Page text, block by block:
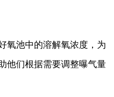
氧池中的溶解氧浓度，为
他们根据需要调整曝气量